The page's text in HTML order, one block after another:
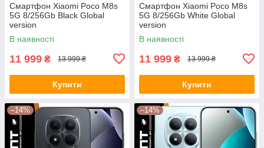
Смартфон Xiaomi Poco M8s
5G 8/256Gb Black Global
version
В наявності
11 999 ₴ 13 999 ₴
Купити
Смартфон Xiaomi Poco M8s
5G 8/256Gb White Global
version
В наявності
11 999 ₴ 13 999 ₴
Купити
–14% –14%